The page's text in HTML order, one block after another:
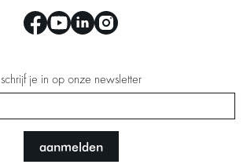
schrijf je in op onze newsletter
aanmelden